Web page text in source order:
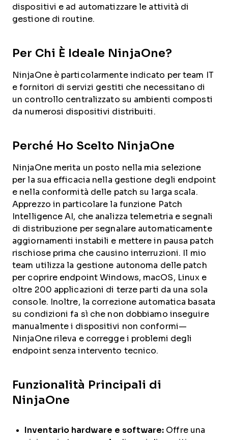
dispositivi e ad automatizzare le attività di
gestione di routine.
Per Chi È Ideale NinjaOne?
NinjaOne è particolarmente indicato per team IT
e fornitori di servizi gestiti che necessitano di
un controllo centralizzato su ambienti composti
da numerosi dispositivi distribuiti.
Perché Ho Scelto NinjaOne
NinjaOne merita un posto nella mia selezione
per la sua efficacia nella gestione degli endpoint
e nella conformità delle patch su larga scala.
Apprezzo in particolare la funzione Patch
Intelligence AI, che analizza telemetria e segnali
di distribuzione per segnalare automaticamente
aggiornamenti instabili e mettere in pausa patch
rischiose prima che causino interruzioni. Il mio
team utilizza la gestione autonoma delle patch
per coprire endpoint Windows, macOS, Linux e
oltre 200 applicazioni di terze parti da una sola
console. Inoltre, la correzione automatica basata
su condizioni fa sì che non dobbiamo inseguire
manualmente i dispositivi non conformi—
NinjaOne rileva e corregge i problemi degli
endpoint senza intervento tecnico.
Funzionalità Principali di
NinjaOne
Inventario hardware e software: Offre una